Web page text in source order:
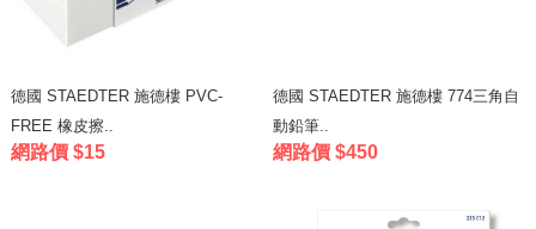
德國 STAEDTER 施德樓 PVC-
FREE 橡皮擦..
網路價 $15
德國 STAEDTER 施德樓 774三角自
動鉛筆..
網路價 $450